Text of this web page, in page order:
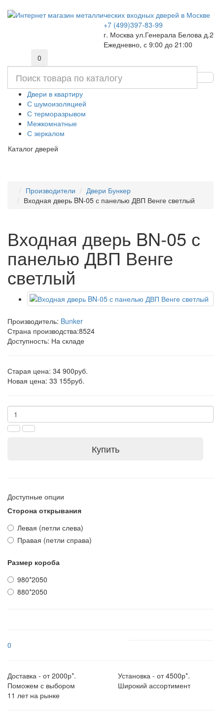
+7 (499)397-83-99
г. Москва ул.Генерала Белова д.2
Ежедневно, с 9:00 до 21:00
0
Двери в квартиру
С шумоизоляцией
С терморазрывом
Межкомнатные
С зеркалом
Каталог дверей
Производители
Двери Бункер
Входная дверь BN-05 с панелью ДВП Венге светлый
Входная дверь BN-05 с
панелью ДВП Венге
светлый
Производитель: Bunker
Страна производства:8524
Доступность: На складе
Старая цена: 34 900руб.
Новая цена: 33 155руб.
Купить
Доступные опции
Сторона открывания
Левая (петли слева)
Правая (петли справа)
Размер короба
980*2050
880*2050
0
Доставка - от 2000р*.
Установка - от 4500р*.
Поможем с выбором
Широкий ассортимент
11 лет на рынке